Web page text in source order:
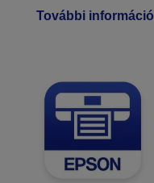
További információ